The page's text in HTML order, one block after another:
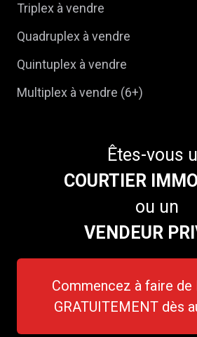
Triplex à vendre
Quadruplex à vendre
Quintuplex à vendre
Multiplex à vendre (6+)
Êtes-vous
COURTIER
ou un
VENDEUR
Commencez à faire de
GRATUITEMENT dès